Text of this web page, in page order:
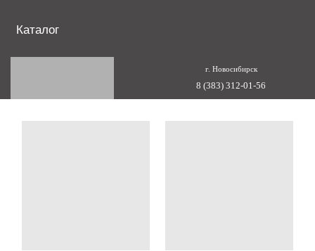
Каталог
г. Новосибирск
8 (383) 312-01-56